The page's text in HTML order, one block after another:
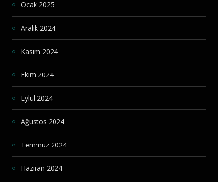
Ocak 2025
Aralık 2024
Kasım 2024
Ekim 2024
Eylül 2024
Ağustos 2024
Temmuz 2024
Haziran 2024